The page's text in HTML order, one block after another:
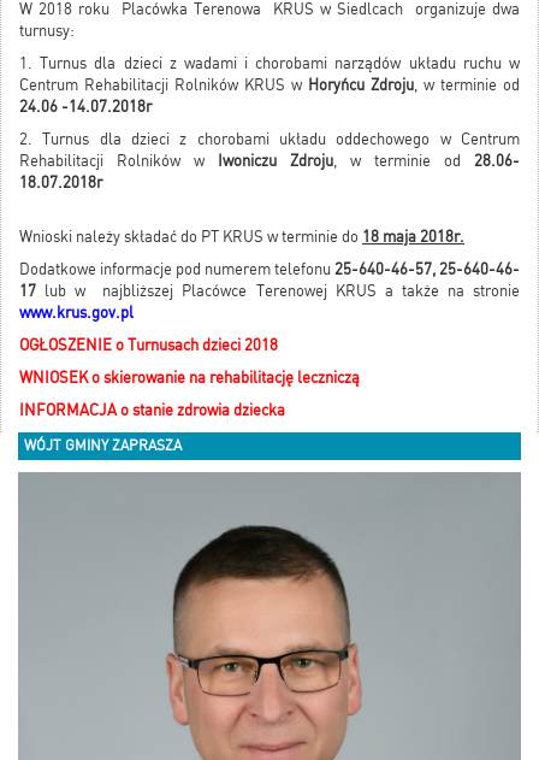
W 2018 roku Placówka Terenowa KRUS w Siedlcach organizuje dwa
turnusy:
1. Turnus dla dzieci z wadami i chorobami narządów układu ruchu w
Centrum Rehabilitacji Rolników KRUS w Horyńcu Zdroju, w terminie od
24.06 -14.07.2018r
2. Turnus dla dzieci z chorobami układu oddechowego w Centrum
Rehabilitacji Rolników w
Iwoniczu Zdroju, w terminie od 28.06-
18.07.2018r
Wnioski należy składać do PT KRUS w terminie do 18 maja 2018r.
Dodatkowe informacje pod numerem telefonu 25-640-46-57, 25-640-46-
17 lub w najbliższej Placówce Terenowej KRUS a także na stronie
www.krus.gov.pl
OGŁOSZENIE o Turnusach dzieci 2018
WNIOSEK o skierowanie na rehabilitację leczniczą
INFORMACJA o stanie zdrowia dziecka
WÓJT GMINY ZAPRASZA